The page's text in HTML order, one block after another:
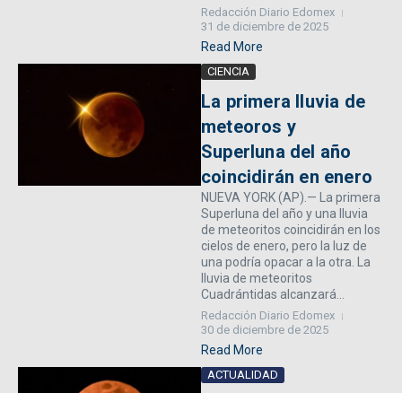
Redacción Diario Edomex
31 de diciembre de 2025
Read More
CIENCIA
La primera lluvia de
meteoros y
Superluna del año
coincidirán en enero
NUEVA YORK (AP).— La primera
Superluna del año y una lluvia
de meteoritos coincidirán en los
cielos de enero, pero la luz de
una podría opacar a la otra. La
lluvia de meteoritos
Cuadrántidas alcanzará...
Redacción Diario Edomex
30 de diciembre de 2025
Read More
ACTUALIDAD